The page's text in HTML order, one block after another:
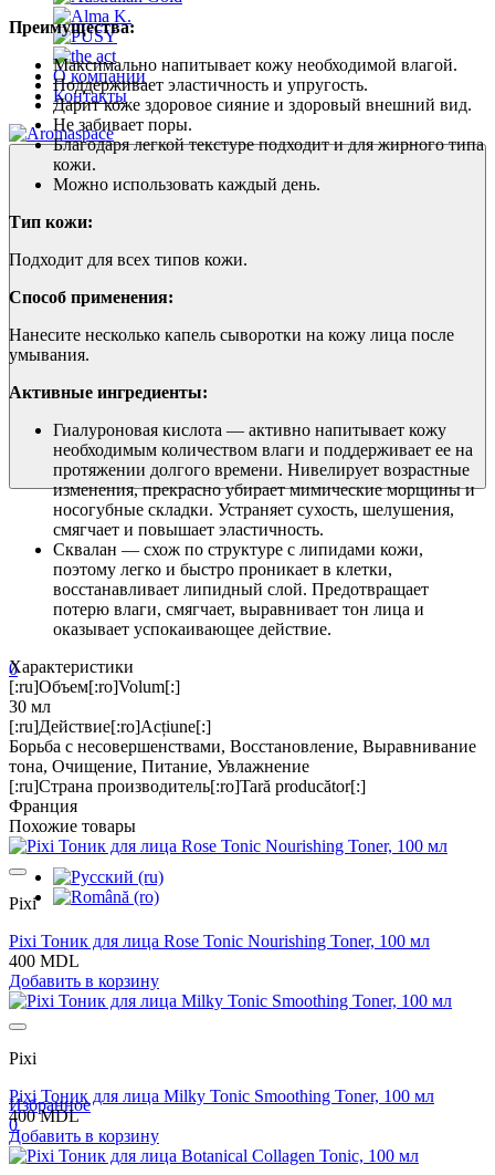
О компании
Контакты
0
Избранное
0
Преимущества:
Максимально напитывает кожу необходимой влагой.
Поддерживает эластичность и упругость.
Дарит коже здоровое сияние и здоровый внешний вид.
Не забивает поры.
Благодаря легкой текстуре подходит и для жирного типа
кожи.
Можно использовать каждый день.
Тип кожи:
Подходит для всех типов кожи.
Способ применения:
Нанесите несколько капель сыворотки на кожу лица после
умывания.
Активные ингредиенты:
Гиалуроновая кислота — активно напитывает кожу
необходимым количеством влаги и поддерживает ее на
протяжении долгого времени. Нивелирует возрастные
изменения, прекрасно убирает мимические морщины и
носогубные складки. Устраняет сухость, шелушения,
смягчает и повышает эластичность.
Сквалан — схож по структуре с липидами кожи,
поэтому легко и быстро проникает в клетки,
восстанавливает липидный слой. Предотвращает
потерю влаги, смягчает, выравнивает тон лица и
оказывает успокаивающее действие.
Характеристики
[:ru]Объем[:ro]Volum[:]
30 мл
[:ru]Действие[:ro]Acțiune[:]
Борьба с несовершенствами, Восстановление, Выравнивание
тона, Очищение, Питание, Увлажнение
[:ru]Страна производитель[:ro]Tară producător[:]
Франция
Похожие товары
Pixi
Pixi Тоник для лица Rose Tonic Nourishing Toner, 100 мл
400 MDL
Добавить в корзину
Pixi
Pixi Тоник для лица Milky Tonic Smoothing Toner, 100 мл
400 MDL
Добавить в корзину